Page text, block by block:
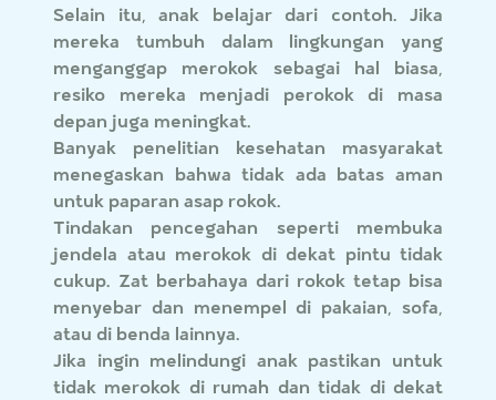
Selain itu, anak belajar dari contoh. Jika
mereka tumbuh dalam lingkungan yang
menganggap merokok sebagai hal biasa,
resiko mereka menjadi perokok di masa
depan juga meningkat.
Banyak penelitian kesehatan masyarakat
menegaskan bahwa tidak ada batas aman
untuk paparan asap rokok.
Tindakan pencegahan seperti membuka
jendela atau merokok di dekat pintu tidak
cukup. Zat berbahaya dari rokok tetap bisa
menyebar dan menempel di pakaian, sofa,
atau di benda lainnya.
Jika ingin melindungi anak pastikan untuk
tidak merokok di rumah dan tidak di dekat